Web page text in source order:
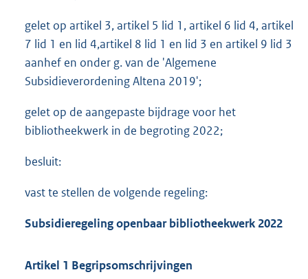
gelet op artikel 3, artikel 5 lid 1, artikel 6 lid 4, artikel
7 lid 1 en lid 4,artikel 8 lid 1 en lid 3 en artikel 9 lid 3
aanhef en onder g. van de 'Algemene
Subsidieverordening Altena 2019';
gelet op de aangepaste bijdrage voor het
bibliotheekwerk in de begroting 2022;
besluit:
vast te stellen de volgende regeling:
Subsidieregeling openbaar bibliotheekwerk 2022
Artikel 1 Begripsomschrijvingen